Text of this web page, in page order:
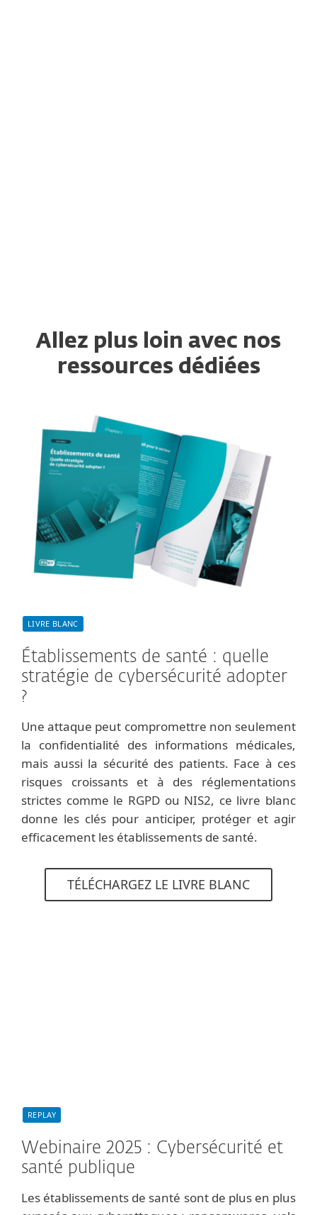
Allez plus loin avec nos
ressources dédiées
LIVRE BLANC
Établissements de santé : quelle
stratégie de cybersécurité adopter
?
Une attaque peut compromettre non seulement
la confidentialité des informations médicales,
mais aussi la sécurité des patients. Face à ces
risques croissants et à des réglementations
strictes comme le RGPD ou NIS2, ce livre blanc
donne les clés pour anticiper, protéger et agir
efficacement les établissements de santé.
TÉLÉCHARGEZ LE LIVRE BLANC
REPLAY
Webinaire 2025 : Cybersécurité et
santé publique
Les établissements de santé sont de plus en plus